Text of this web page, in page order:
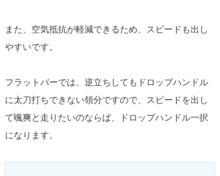
また、空気抵抗が軽減できるため、スピードも出し
やすいです。
フラットバーでは、逆立ちしてもドロップハンドル
に太刀打ちできない領分ですので、スピードを出し
て颯爽と走りたいのならば、ドロップハンドル一択
になります。